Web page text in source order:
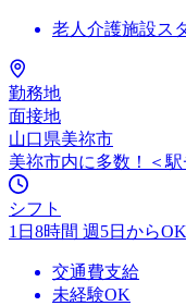
老人介護施設ス
勤務地
面接地
山口県美祢市
美祢市内に多数！＜
シフト
1日8時間 週5日からOK
交通費支給
未経験OK